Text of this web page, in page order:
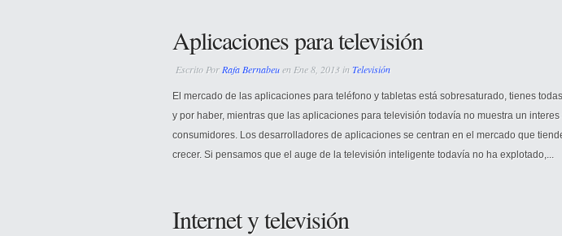
Aplicaciones para televisión
Escrito Por Rafa Bernabeuen Ene 8, 2013 inTelevisión
El mercado de las aplicaciones para teléfono y tabletas está sobresaturado, tienes
y por haber, mientras que las aplicaciones para televisión todavía no muestra un interes
consumidores. Los desarrolladores de aplicaciones se centran en el mercado que
crecer. Si pensamos que el auge de la televisión inteligente todavía no ha explotado,...
Internet y televisión